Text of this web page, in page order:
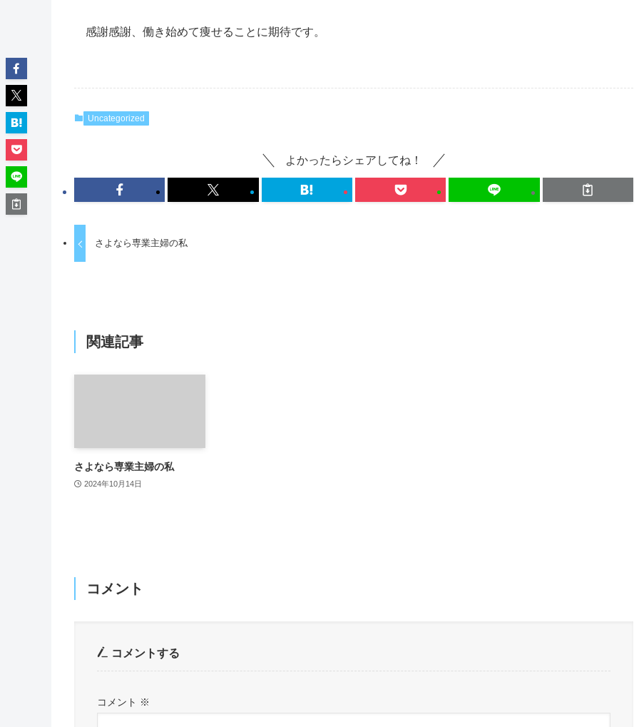
感謝感謝、働き始めて痩せることに期待です。
Uncategorized
よかったらシェアしてね！
さよなら専業主婦の私
関連記事
さよなら専業主婦の私
2024年10月14日
コメント
コメントする
コメント ※